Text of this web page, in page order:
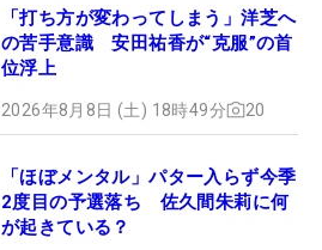
「打ち方が変わってしまう」洋芝へ
の苦手意識 安田祐香が“克服”の首
位浮上
2026年8月8日 (土) 18時49分 20
「ほぼメンタル」パター入らず今季
2度目の予選落ち 佐久間朱莉に何
が起きている？